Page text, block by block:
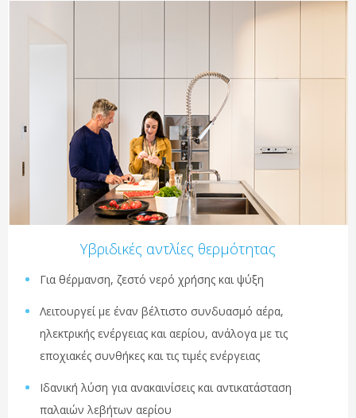
Υβριδικές αντλίες θερμότητας
Για θέρμανση, ζεστό νερό χρήσης και ψύξη
Λειτουργεί με έναν βέλτιστο συνδυασμό αέρα,
ηλεκτρικής ενέργειας και αερίου, ανάλογα με τις
εποχιακές συνθήκες και τις τιμές ενέργειας
Ιδανική λύση για ανακαινίσεις και αντικατάσταση
παλαιών λεβήτων αερίου